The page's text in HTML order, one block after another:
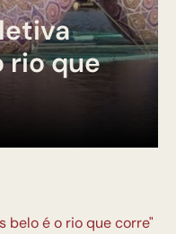
rio que
belo é o rio que corre"